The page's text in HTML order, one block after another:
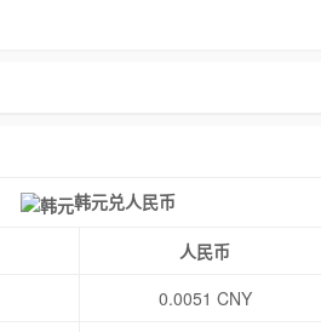
韩元兑人民币
人民币
0.0051 CNY